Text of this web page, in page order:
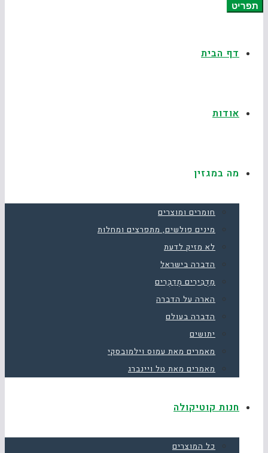
תפריט
דף הבית
אודות
מה במגזין
חומרים ומוצרים
מינים פולשים, מתפרצים ומחלות
לא מזיק לדעת
הדברה בישראל
מַדְבִּירִים מְדַבְּרִים
הארה על הדברה
הדברה בעולם
יתושים
מאמרים מאת עמוס וילמובסקי
מאמרים מאת טל ויינברג
חנות קוטיקולה
כל המוצרים